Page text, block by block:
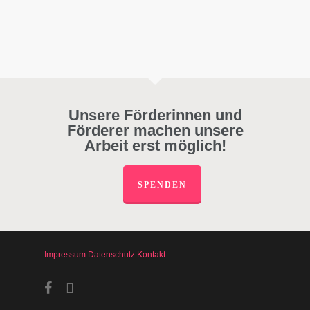
Unsere Förderinnen und
Förderer machen unsere
Arbeit erst möglich!
SPENDEN
Impressum Datenschutz Kontakt
facebookinstagram